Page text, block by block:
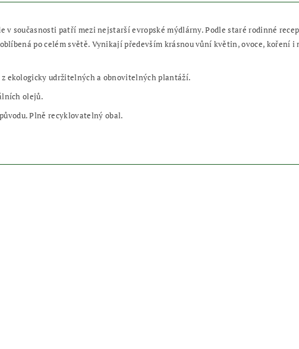
současnosti patří mezi nejstarší evropské mýdlárny. Podle staré rodinné
po celém světě. Vynikají především krásnou vůní květin, ovoce, koření
ekologicky udržitelných a obnovitelných plantáží.
olejů.
Plně recyklovatelný obal.